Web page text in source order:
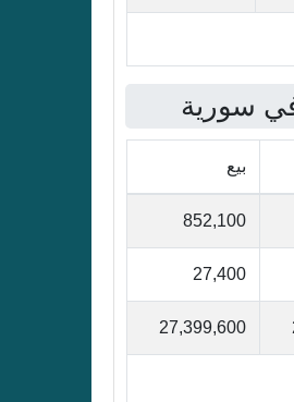
سورية
بيع
852,100
27,400
27,399,600